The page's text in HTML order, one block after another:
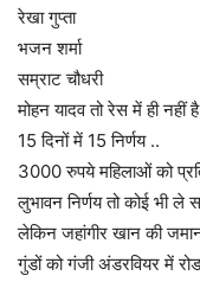
रेखा गुप्ता
भजन शर्मा
सम्राट चौधरी
मोहन यादव तो रेस में ही नहीं है
15 दिनों में 15 निर्णय ..
3000 रुपये महिलाओं को
लुभावन निर्णय तो कोई भी ले
लेकिन जहांगीर खान की
गुंडों को गंजी अंडरवियर में